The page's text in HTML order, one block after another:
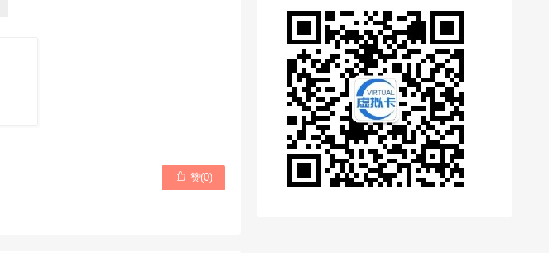
 赞(0)